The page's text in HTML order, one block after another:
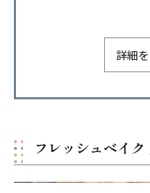
詳細
フレッシュベイク